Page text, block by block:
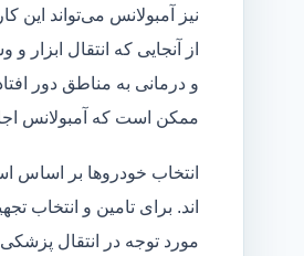
نیز آمبولانس می‌تواند این
از آنجایی که انتقال
و درمانی به مناطق دور
ممکن است که آمبولانس
انتخاب خودروها بر اساس
اند. برای تامین و انتخاب
مورد توجه در انتقال